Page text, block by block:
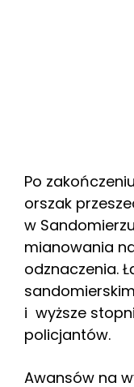
Po
orszak
w
mianowania
odznaczenia.
i wyższe
policjantów.
Awansów na